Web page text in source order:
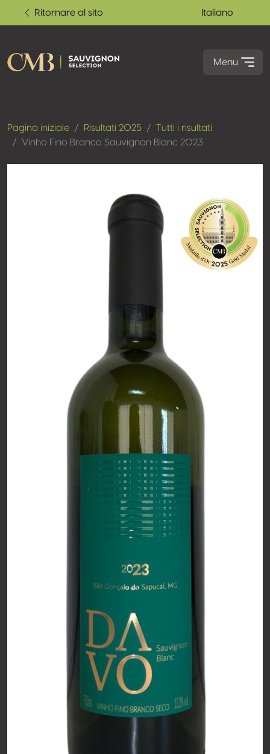
Ritornare al sito Italiano
Menu
Pagina iniziale Risultati 2025
Tutti i risultati
Vinho Fino Branco Sauvignon Blanc 2023